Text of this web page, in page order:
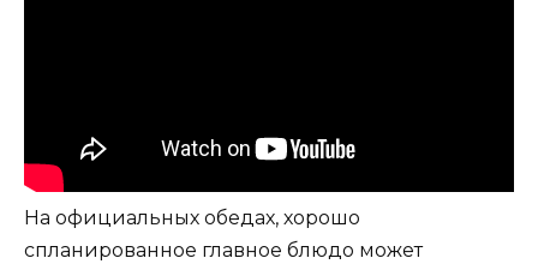
На официальных обедах, хорошо
спланированное главное блюдо может